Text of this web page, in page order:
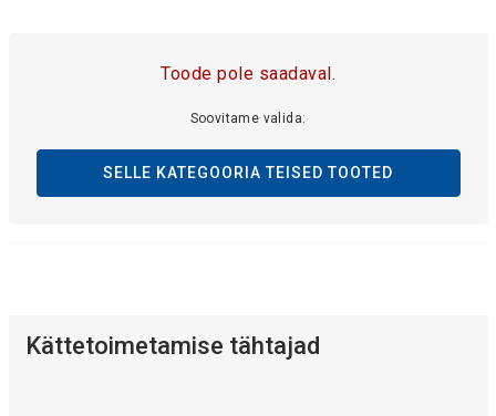
Toode pole saadaval.
Soovitame valida:
SELLE KATEGOORIA TEISED TOOTED
Kättetoimetamise tähtajad